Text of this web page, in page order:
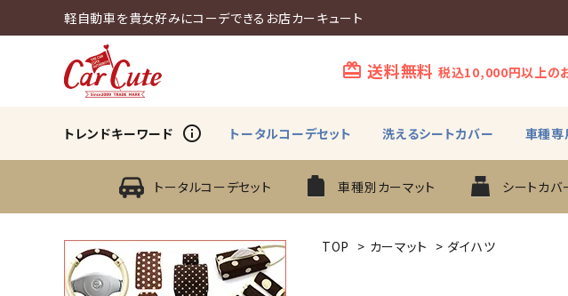
軽自動車を貴女好みにコーデできるお店カーキュート
card_giftcard 送料無料 税込10,000円以上の
トレンドキーワード info_outline トータルコーデセット 洗えるシートカバー 車種専
トータルコーデセット 車種別カーマット シートカバ
TOP > カーマット > ダイハツ